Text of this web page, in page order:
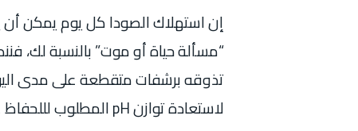
إن استهلاك الصودا كل يوم يمكن أن
“مسألة حياة أو موت” بالنسبة لك،
تذوقه برشفات متقطعة على مدى
لاستعادة توازنpHالمطلوب ل